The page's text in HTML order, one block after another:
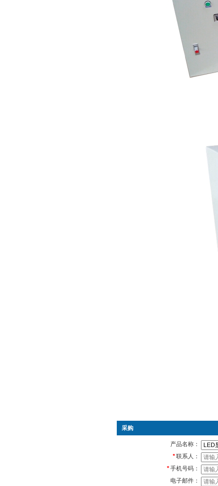
采购
产品名称：
*联系人：
*手机号码：
电子邮件：